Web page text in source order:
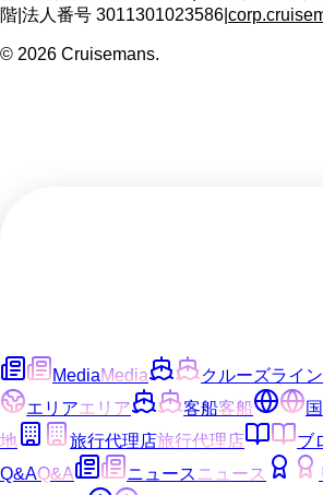
階 法人番号 3011301023586
© 2026 Cruisemans.
MediaMedia クルーズライン
エリアエリア 客船客船 国
地
旅行代理店旅行代理店 ブ
Q&AQ&A ニュース ニュース